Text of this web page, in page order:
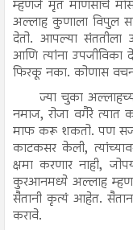
म्हणजे मृत माणसाचे
अल्लाह कुणाला विपुल
देतो. आपल्या संततीला
आणि त्यांना उपजीविका
फिरकू नका. कोणास
ज्या चुका
नमाज, रोजा वगैरे
माफ करू शकतो. पण
काटकसर केली,
क्षमा करणार नाही,
कुरआनमध्ये अल्लाह
सैतानी कृत्यं आहेत.
करावे.